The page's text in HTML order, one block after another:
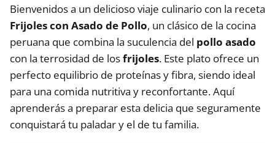
Bienvenidos a un delicioso viaje culinario con la receta
Frijoles con Asado de Pollo, un clásico de la cocina
peruana que combina la suculencia del pollo asado
con la terrosidad de losfrijoles. Este plato ofrece un
perfecto equilibrio de proteínas y fibra, siendo ideal
para una comida nutritiva y reconfortante. Aquí
aprenderás a preparar esta delicia que seguramente
conquistará tu paladar y el de tu familia.